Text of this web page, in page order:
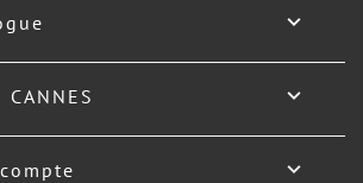

CANNES 
